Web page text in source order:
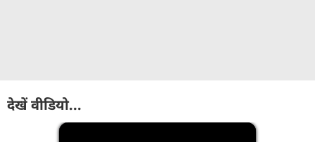
देखें वीडियो...